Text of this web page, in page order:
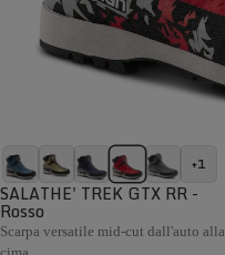
+1
SALATHE' TREK GTX RR -
Rosso
Scarpa versatile mid-cut dall'auto alla